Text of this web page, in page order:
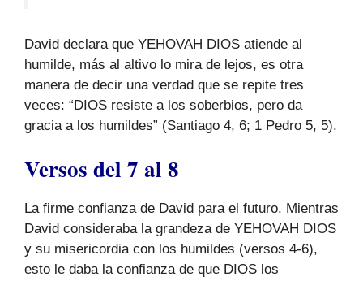
David declara que YEHOVAH DIOS atiende al
humilde, más al altivo lo mira de lejos, es otra
manera de decir una verdad que se repite tres
veces: “DIOS resiste a los soberbios, pero da
gracia a los humildes” (Santiago 4, 6; 1 Pedro 5, 5).
Versos del 7 al 8
La firme confianza de David para el futuro. Mientras
David consideraba la grandeza de YEHOVAH DIOS
y su misericordia con los humildes (versos 4-6),
esto le daba la confianza de que DIOS los